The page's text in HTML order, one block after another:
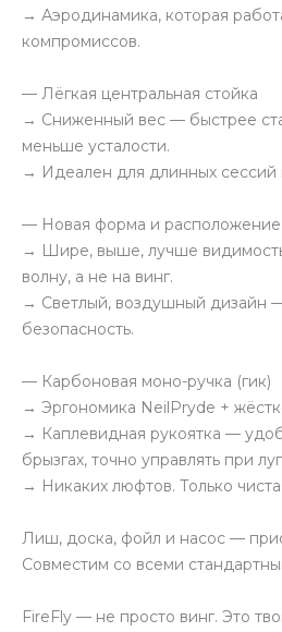
→ Аэродинамика, которая
компромиссов.
— Лёгкая центральная стойка
→ Сниженный вес — быстрее
меньше усталости.
→ Идеален для длинных сессий
— Новая форма и расположение
→ Шире, выше, лучше
волну, а не на винг.
→ Светлый, воздушный дизайн
безопасность.
— Карбоновая моно-ручка (гик)
→ Эргономика NeilPryde +
→ Каплевидная рукоятка —
брызгах, точно управлять при
→ Никаких люфтов. Только
Лиш, доска, фойл и насос —
Совместим со всеми
FireFly — не просто винг. Это